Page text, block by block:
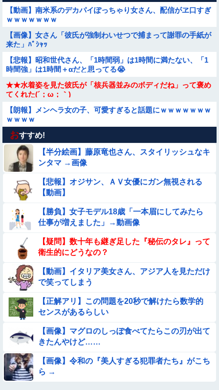
【動画】南米系のデカパイぽっちゃり女さん、配信がヱ口すぎ
ｗｗｗｗｗｗｗ
【画像】女さん「彼氏が強制わいせつで捕まって謝罪の手紙が
来た」ﾊﾟｼｬｯ
【悲報】昭和世代さん、「1時間弱」は1時間に満たない、「1
時間強」は1時間＋αだと思ってる😭
★★水着姿を見た彼氏が「核兵器並みのボディだね」って褒め
てくれた(´；ω；｀)
【朗報】メンヘラ女の子、可愛すぎると話題にｗｗｗｗｗｗｗ
ｗｗｗｗ
【動画】白人「日本で一番美味い食べ物はこれな、試してみ
ろ！飛ぶぞ」
【悩み相談】昭和の高1女子さん、夏の体験談ｗｗｗｗｗｗｗ
ｗ
【動画あり】ボーイッシュ美少女「どうしたん？おっぱい揉
む？❤」
◉★日本の結婚式のこのルール 外国人は笑うらしいな
て炎上
【動画】野犬の群れに襲われた男性、とんでもない方法で制圧
するｗｗｗｗｗｗｗ
【参考画像】脱がしたら『残念オッパイ』を褒める時の模範解
【動画】海外の変態、レベチｗｗｗｗｗｗｗ
★★同格のように語られてるけど実際は『雲泥の差』があるも
のと言えば？
★★昨晩、久しぶりに嫁とセックスしたんだが・・・
おすすめ!
【半分絵画】藤原竜也さん、スタイリッシュなキ
ンタマ →画像
【悲報】オジサン、ＡＶ女優にガン無視される
【動画】
【勝負】女子モデル18歳「一本眉にしてみたら
仕事が増えました」→動画像
【疑問】数十年も継ぎ足した『秘伝のタレ』って
衛生的にどうなの？
【動画】イタリア美女さん、アジア人を見ただけ
で笑ってしまう
【正解アリ】この問題を20秒で解けたら数学的
センスがあるらしい
【画像】マグロのしっぽ食べてたらこの刃が出て
きたんやけど……
【画像】令和の『美人すぎる犯罪者たち』がこち
ら →